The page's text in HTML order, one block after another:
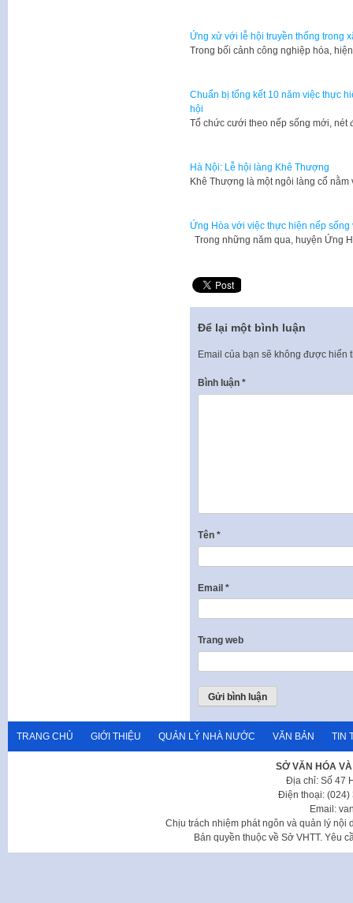
Ứng xử với lễ hội truyền thống trong
Trong bối cảnh công nghiệp hóa,
Chuẩn bị tổng kết 10 năm việc thực
hội
Tổ chức cưới theo nếp sống mới,
Hà Nội: Lễ hội làng Khê Thượng
​Khê Thượng là một ngôi làng cổ
Ứng Hòa với việc thực hiện nếp
Trong những năm qua, huyện Ứng
Để lại một bình luận
Email của bạn sẽ không được hiển
Bình luận *
Tên *
Email *
Trang web
TRANG CHỦ GIỚI THIỆU QUẢN LÝ NHÀ NƯỚC VĂN BẢN TIN
SỞ VĂN HÓA
Địa chỉ: Số 47
Điện thoại: (024)
Email:
Chịu trách nhiệm phát ngôn và quản lý nội
Bản quyền thuộc về Sở VHTT. Yêu